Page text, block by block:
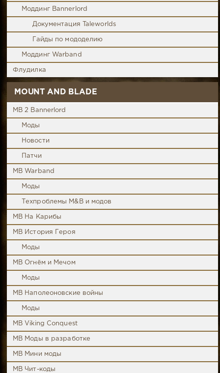
Моддинг Bannerlord
Документация Taleworlds
Гайды по мододелию
Моддинг Warband
Флудилка
MOUNT AND BLADE
MB 2 Bannerlord
Моды
Новости
Патчи
MB Warband
Моды
Техпроблемы M&B и модов
MB На Карибы
MB История Героя
Моды
MB Огнём и Мечом
Моды
MB Наполеоновские войны
Моды
MB Viking Conquest
MB Моды в разработке
MB Мини моды
MB Чит-коды